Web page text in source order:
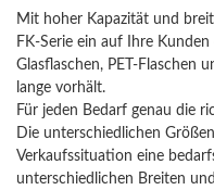
Mit hoher Kapazität und
FK-Serie ein auf Ihre
Glasflaschen, PET-Flaschen
lange vorhält.
Für jeden Bedarf genau die
Die unterschiedlichen
Verkaufssituation eine
unterschiedlichen Breiten